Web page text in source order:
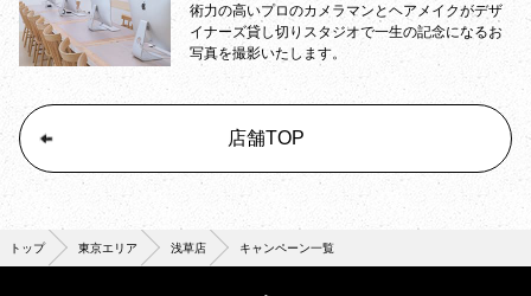
術力の高いプロのカメラマンとヘアメイクがデザ
イナーズ貸し切りスタジオで一生の記念になるお
写真を撮影いたします。
店舗TOP
トップ 東京エリア 浅草店 キャンペーン一覧